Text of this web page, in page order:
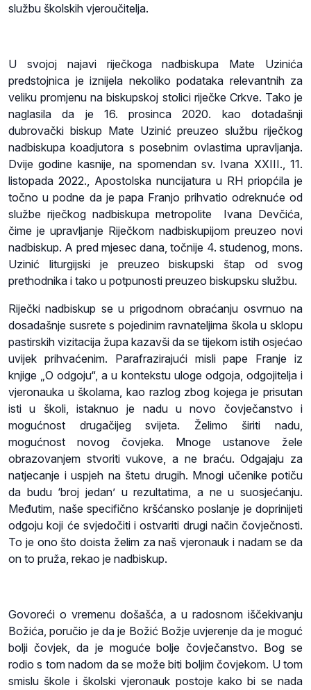
službu školskih vjeroučitelja.
U svojoj najavi riječkoga nadbiskupa Mate Uzinića
predstojnica je iznijela nekoliko podataka relevantnih za
veliku promjenu na biskupskoj stolici riječke Crkve. Tako je
naglasila da je 16. prosinca 2020. kao dotadašnji
dubrovački biskup Mate Uzinić preuzeo službu riječkog
nadbiskupa koadjutora s posebnim ovlastima upravljanja.
Dvije godine kasnije, na spomendan sv. Ivana XXIII., 11.
listopada 2022., Apostolska nuncijatura u RH priopćila je
točno u podne da je papa Franjo prihvatio odreknuće od
službe riječkog nadbiskupa metropolite Ivana Devčića,
čime je upravljanje Riječkom nadbiskupijom preuzeo novi
nadbiskup. A pred mjesec dana, točnije 4. studenog, mons.
Uzinić liturgijski je preuzeo biskupski štap od svog
prethodnika i tako u potpunosti preuzeo biskupsku službu.
Riječki nadbiskup se u prigodnom obraćanju osvrnuo na
dosadašnje susrete s pojedinim ravnateljima škola u sklopu
pastirskih vizitacija župa kazavši da se tijekom istih osjećao
uvijek prihvaćenim. Parafrazirajući misli pape Franje iz
knjige „O odgoju“, a u kontekstu uloge odgoja, odgojitelja i
vjeronauka u školama, kao razlog zbog kojega je prisutan
isti u školi, istaknuo je nadu u novo čovječanstvo i
mogućnost drugačijeg svijeta. Želimo širiti nadu,
mogućnost novog čovjeka. Mnoge ustanove žele
obrazovanjem stvoriti vukove, a ne braću. Odgajaju za
natjecanje i uspjeh na štetu drugih. Mnogi učenike potiču
da budu ‘broj jedan’ u rezultatima, a ne u suosjećanju.
Međutim, naše specifično kršćansko poslanje je doprinijeti
odgoju koji će svjedočiti i ostvariti drugi način čovječnosti.
To je ono što doista želim za naš vjeronauk i nadam se da
on to pruža, rekao je nadbiskup.
Govoreći o vremenu došašća, a u radosnom iščekivanju
Božića, poručio je da je Božić Božje uvjerenje da je moguć
bolji čovjek, da je moguće bolje čovječanstvo. Bog se
rodio s tom nadom da se može biti boljim čovjekom. U tom
smislu škole i školski vjeronauk postoje kako bi se nada